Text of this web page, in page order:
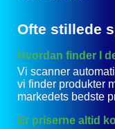
Ofte stillede
Hvordan finder I
Vi scanner
vi finder produkter
markedets bedste
Er priserne altid